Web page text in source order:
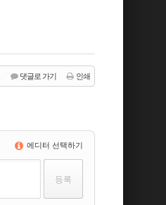
댓글로 가기 인쇄
에디터 선택하기